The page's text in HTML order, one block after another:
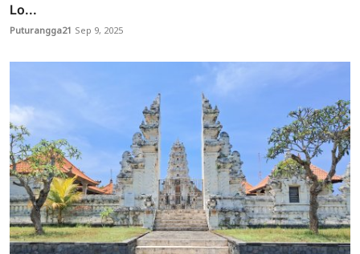
Lo...
Puturangga21 Sep 9, 2025